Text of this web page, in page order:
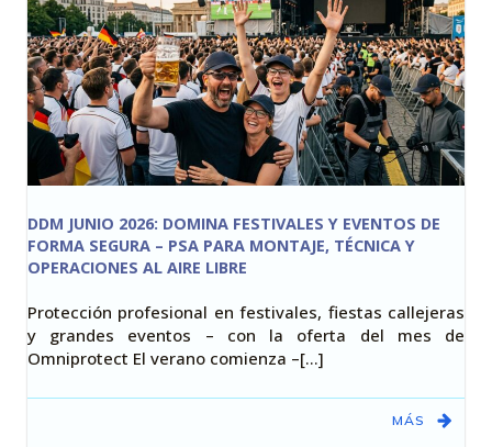
DDM JUNIO 2026: DOMINA FESTIVALES Y EVENTOS DE
FORMA SEGURA – PSA PARA MONTAJE, TÉCNICA Y
OPERACIONES AL AIRE LIBRE
Protección profesional en festivales, fiestas callejeras
y grandes eventos – con la oferta del mes de
Omniprotect El verano comienza –[…]
MÁS